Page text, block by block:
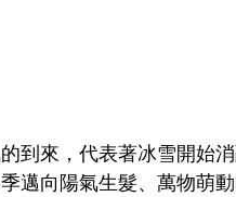
到來，代表著冰雪開始
邁向陽氣生髮、萬物萌動